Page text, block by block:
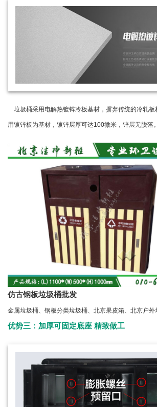
垃圾桶采用电解热镀锌冷板基材，摒弃传统的冷轧板
用镀锌板为基材，镀锌层厚可达100微米，锌层无脱落。
仿古钢板垃圾桶批发
金属垃圾桶、钢板分类垃圾桶、北京果皮箱、北京户外
优势三：加厚可固定底座 精致做工